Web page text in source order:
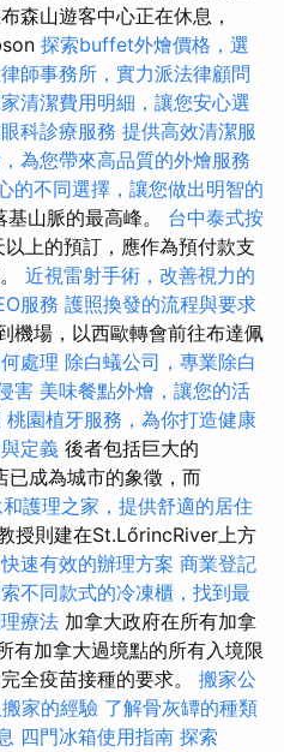
森山遊客中心正在休息，
探索buffet外燴價格，選
師事務所，實力派法律顧問
清潔費用明細，讓您安心選
科診療服務 提供高效清潔服
為您帶來高品質的外燴服務
的不同選擇，讓您做出明智的
山脈的最高峰。 台中泰式按
上的預訂，應作為預付款支
近視雷射手術，改善視力的
服務 護照換發的流程與要求
機場，以西歐轉會前往布達佩
處理 除白蟻公司，專業除白
害 美味餐點外燴，讓您的活
桃園植牙服務，為你打造健康
定義 後者包括巨大的
成為城市的象徵，而
和護理之家，提供舒適的居住
授則建在St.LőrincRiver上方
速有效的辦理方案 商業登記
不同款式的冷凍櫃，找到最
療法 加拿大政府在所有加拿
有加拿大過境點的所有入境限
全疫苗接種的要求。 搬家公
家的經驗 了解骨灰罈的種類
四門冰箱使用指南 探索